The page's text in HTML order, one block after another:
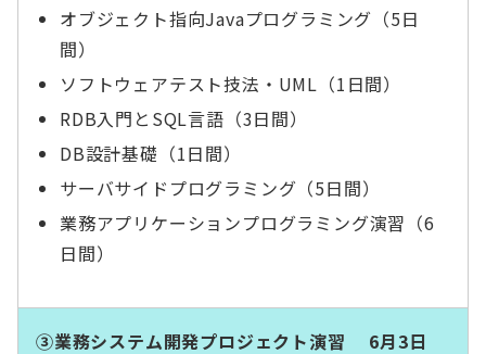
オブジェクト指向Javaプログラミング（5日
間）
ソフトウェアテスト技法・UML（1日間）
RDB入門とSQL言語（3日間）
DB設計基礎（1日間）
サーバサイドプログラミング（5日間）
業務アプリケーションプログラミング演習（6
日間）
③業務システム開発プロジェクト演習 6月3日